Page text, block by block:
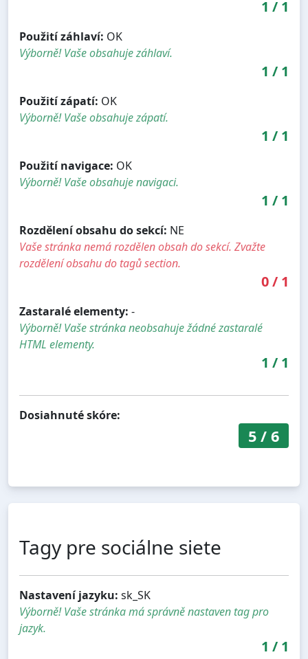
1 / 1
Použití záhlaví: OK
Výborně! Vaše obsahuje záhlaví.
1 / 1
Použití zápatí: OK
Výborně! Vaše obsahuje zápatí.
1 / 1
Použití navigace: OK
Výborně! Vaše obsahuje navigaci.
1 / 1
Rozdělení obsahu do sekcí: NE
Vaše stránka nemá rozdělen obsah do sekcí. Zvažte
rozdělení obsahu do tagů section.
0/ 1
Zastaralé elementy: -
Výborně! Vaše stránka neobsahuje žádné zastaralé
HTML elementy.
1 / 1
Dosiahnuté skóre:
5/ 6
Tagy pre sociálne siete
Nastavení jazyku: sk_SK
Výborně! Vaše stránka má správně nastaven tag pro
jazyk.
1 / 1